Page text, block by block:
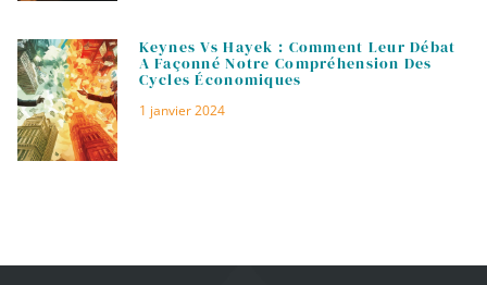
Keynes Vs Hayek : Comment Leur Débat
A Façonné Notre Compréhension Des
Cycles Économiques
1 janvier 2024